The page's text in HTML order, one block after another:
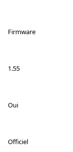
Firmware
1.55
Oui
Officiel